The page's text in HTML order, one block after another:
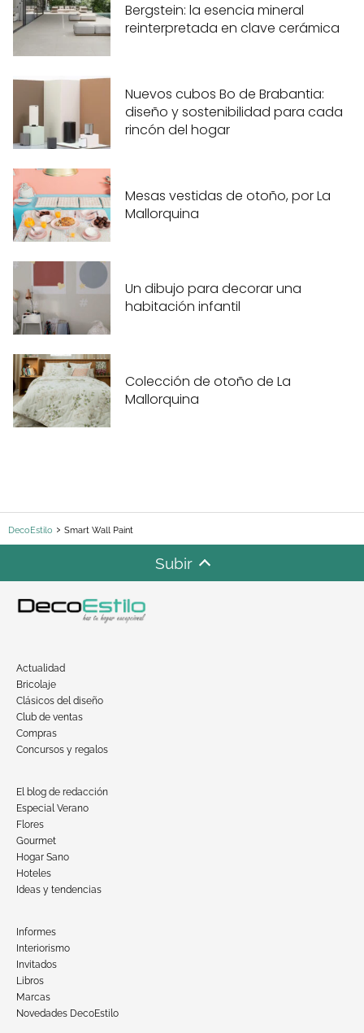
Bergstein: la esencia mineral
reinterpretada en clave cerámica
Nuevos cubos Bo de Brabantia:
diseño y sostenibilidad para cada
rincón del hogar
Mesas vestidas de otoño, por La
Mallorquina
Un dibujo para decorar una
habitación infantil
Colección de otoño de La
Mallorquina
DecoEstilo Smart Wall Paint
Subir
Actualidad
Bricolaje
Clásicos del diseño
Club de ventas
Compras
Concursos y regalos
El blog de redacción
Especial Verano
Flores
Gourmet
Hogar Sano
Hoteles
Ideas y tendencias
Informes
Interiorismo
Invitados
Libros
Marcas
Novedades DecoEstilo